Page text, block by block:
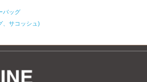
バッグ
、サコッシュ)